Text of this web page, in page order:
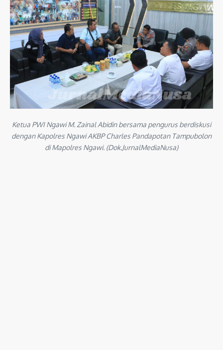
Ketua PWI Ngawi M. Zainal Abidin bersama pengurus berdiskusi
dengan Kapolres Ngawi AKBP Charles Pandapotan Tampubolon
di Mapolres Ngawi. (Dok.JurnalMediaNusa)